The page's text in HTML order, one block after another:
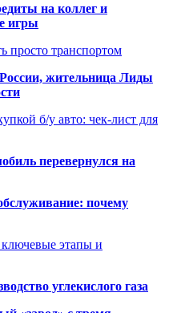
на коллег и
игры
просто транспортом
жительница Лиды
б/у авто: чек-лист для
перевернулся на
почему
этапы и
углекислого газа